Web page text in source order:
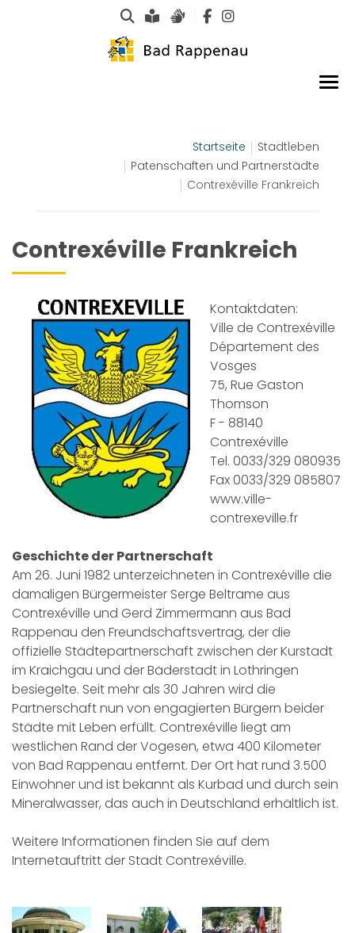
Suche
Leichte Sprache
Gebärdensprachen
Startseite
Stadtleben
Patenschaften und Partnerstädte
Contrexéville Frankreich
Contrexéville Frankreich
Kontaktdaten:
Ville de Contrexéville
Département des
Vosges
75, Rue Gaston
Thomson
F - 88140
Contrexéville
Tel. 0033/329 080935
Fax 0033/329 085807
www.ville-
contrexeville.fr
Geschichte der Partnerschaft
Am 26. Juni 1982 unterzeichneten in Contrexéville die
damaligen Bürgermeister Serge Beltrame aus
Contrexéville und Gerd Zimmermann aus Bad
Rappenau den Freundschaftsvertrag, der die
offizielle Städtepartnerschaft zwischen der Kurstadt
im Kraichgau und der Bäderstadt in Lothringen
besiegelte. Seit mehr als 30 Jahren wird die
Partnerschaft nun von engagierten Bürgern beider
Städte mit Leben erfüllt. Contrexéville liegt am
westlichen Rand der Vogesen, etwa 400 Kilometer
von Bad Rappenau entfernt. Der Ort hat rund 3.500
Einwohner und ist bekannt als Kurbad und durch sein
Mineralwasser, das auch in Deutschland erhältlich ist.
Weitere Informationen finden Sie auf dem
Internetauftrittder Stadt Contrexéville.